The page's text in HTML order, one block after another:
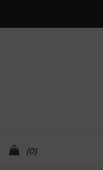
(0)